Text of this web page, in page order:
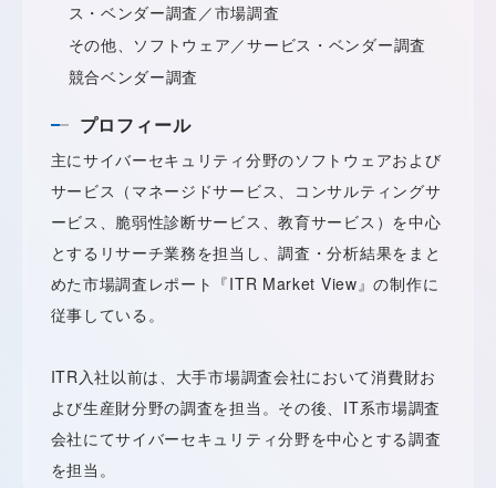
ス・ベンダー調査／市場調査
その他、ソフトウェア／サービス・ベンダー調査
競合ベンダー調査
プロフィール
主にサイバーセキュリティ分野のソフトウェアおよび
サービス（マネージドサービス、コンサルティングサ
ービス、脆弱性診断サービス、教育サービス）を中心
とするリサーチ業務を担当し、調査・分析結果をまと
めた市場調査レポート『ITR Market View』の制作に
従事している。
ITR入社以前は、大手市場調査会社において消費財お
よび生産財分野の調査を担当。その後、IT系市場調査
会社にてサイバーセキュリティ分野を中心とする調査
を担当。